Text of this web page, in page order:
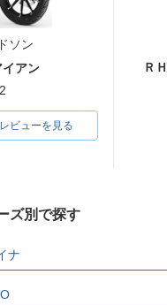
ソン
アン
レビューを見る
Ｒ
ズ別で探す
ナ